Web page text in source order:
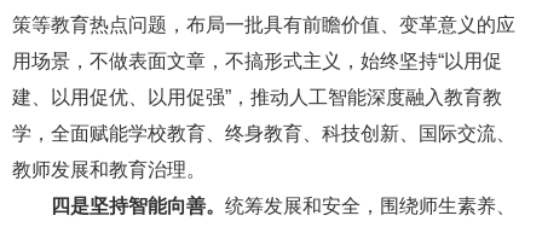
策等教育热点问题，布局一批具有前瞻价值、变革意义的应
用场景，不做表面文章，不搞形式主义，始终坚持“以用促
建、以用促优、以用促强”，推动人工智能深度融入教育教
学，全面赋能学校教育、终身教育、科技创新、国际交流、
教师发展和教育治理。
四是坚持智能向善。 统筹发展和安全，围绕师生素养、